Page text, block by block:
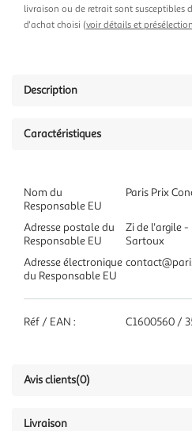
livraison ou de retrait sont susceptibles
d'achat choisi (voir détails et
Description
Caractéristiques
Nom du
Responsable EU
Paris Prix
Adresse postale du
Responsable EU
Zi de l'argile
Sartoux
Adresse électronique
du Responsable EU
Réf / EAN : C1600560 /
Avis clients(0)
Livraison